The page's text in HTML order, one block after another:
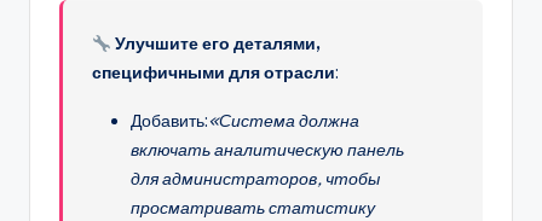
Улучшите его деталями,
специфичными для отрасли:
Добавить:«Система должна
включать аналитическую панель
для администраторов, чтобы
просматривать статистику